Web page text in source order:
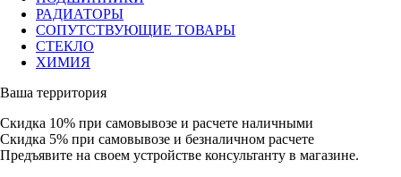
РАДИАТОРЫ
СОПУТСТВУЮЩИЕ ТОВАРЫ
СТЕКЛО
ХИМИЯ
Ваша территория
Скидка 10% при самовывозе и расчете наличными
Скидка 5% при самовывозе и безналичном расчете
Предъявите на своем устройстве консультанту в магазине.